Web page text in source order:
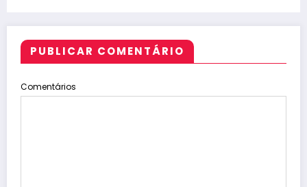
PUBLICAR COMENTÁRIO
Comentários